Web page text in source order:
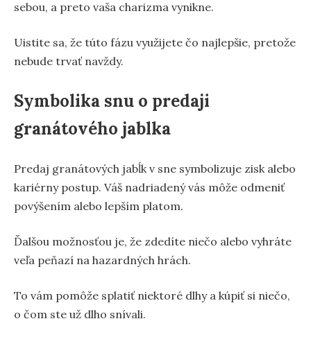
sebou, a preto vaša charizma vynikne.
Uistite sa, že túto fázu využijete čo najlepšie, pretože
nebude trvať navždy.
Symbolika snu o predaji
granátového jablka
Predaj granátových jabĺk v sne symbolizuje zisk alebo
kariérny postup. Váš nadriadený vás môže odmeniť
povýšením alebo lepším platom.
Ďalšou možnosťou je, že zdedíte niečo alebo vyhráte
veľa peňazí na hazardných hrách.
To vám pomôže splatiť niektoré dlhy a kúpiť si niečo,
o čom ste už dlho snívali.